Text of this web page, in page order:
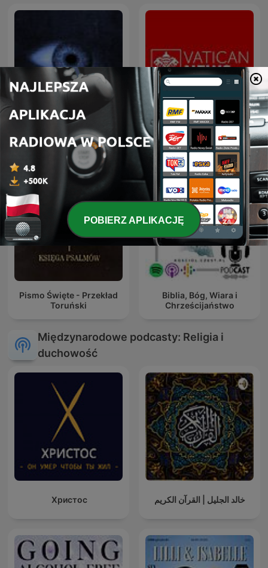
Mowia Swiadkowie Radio Watykańskie
Pismo Święte - Przekład
Toruński
Biblia, Bóg, Wiara i
Chrześcijaństwo
Międzynarodowe podcasty: Religia i
duchowość
Христос خالد الجليل | القرآن الكريم
POBIERZ APLIKACJĘ